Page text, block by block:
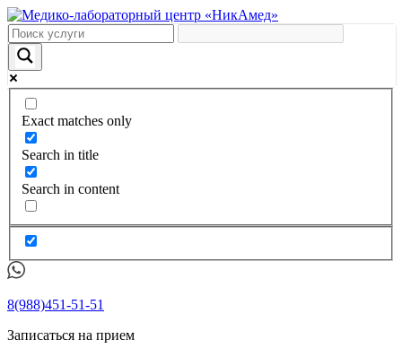
Exact matches only
Search in title
Search in content
8(988)451-51-51
Записаться на прием